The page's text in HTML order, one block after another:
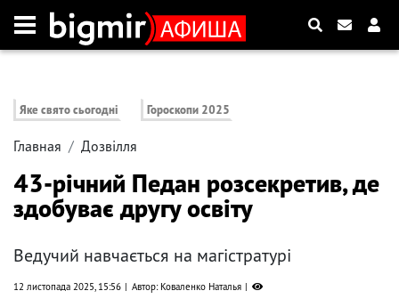
Яке свято сьогодні Гороскопи 2025
Главная Дозвілля
43-річний Педан розсекретив, де
здобуває другу освіту
Ведучий навчається на магістратурі
12 листопада 2025, 15:56 Автор: Коваленко Наталья